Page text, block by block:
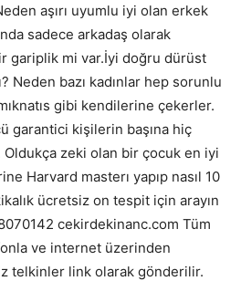
aşırı uyumlu iyi olan erkek
sadece arkadaş olarak
gariplik mi var.İyi doğru dürüst
Neden bazı kadınlar hep sorunlu
gibi kendilerine çekerler.
garantici kişilerin başına hiç
zeki olan bir çocuk en iyi
Harvard masterı yapıp nasıl 10
ücretsiz on tespit için arayın
cekirdekinanc.com Tüm
ve internet üzerinden
telkinler link olarak gönderilir.